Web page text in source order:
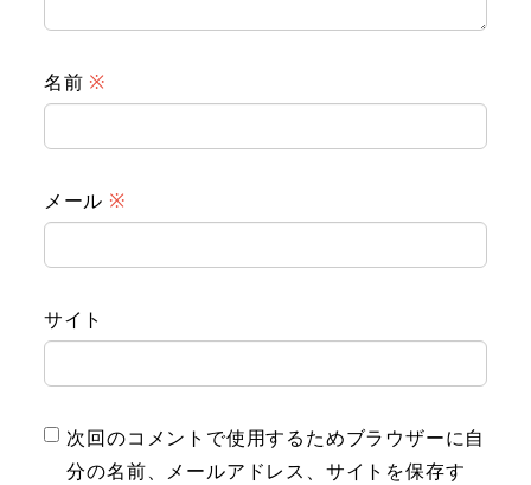
名前 ※
メール ※
サイト
次回のコメントで使用するためブラウザーに自
分の名前、メールアドレス、サイトを保存す